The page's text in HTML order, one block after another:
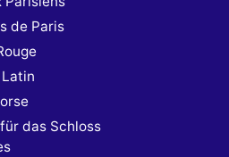
de Paris
das Schloss